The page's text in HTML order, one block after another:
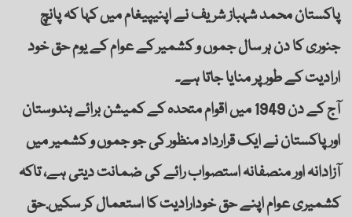
پاکستان محمد شہباز شریف نے اپنیپیغام میں کہا کہ پانچ
جنوری کا دن ہر سال جموں و کشمیر کے عوام کے یوم حق خود
ارادیت کے طور پر منایا جاتا ہے۔
آج کے دن 1949 میں اقوام متحدہ کے کمیشن برائے ہندوستان
اور پاکستان نے ایک قرارداد منظور کی جو جموں و کشمیر میں
آزادانہ اور منصفانہ استصواب رائے کی ضمانت دیتی ہے، تاکہ
کشمیری عوام اپنے حق خودارادیت کا استعمال کر سکیں.حق